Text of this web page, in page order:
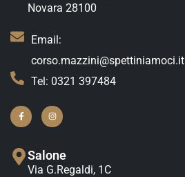
Novara 28100
Email:
corso.mazzini@spettiniamoci.it
Tel: 0321 397484
Salone
Via G.Regaldi, 1C